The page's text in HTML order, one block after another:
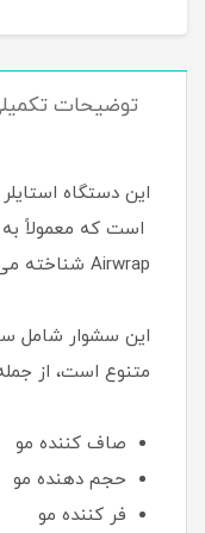
توضیحات
این دستگاه
Airwrap شناخته می‌شود.
این سشوار شامل
متنوع است، از
صاف کننده مو
حجم دهنده مو
فر کننده مو